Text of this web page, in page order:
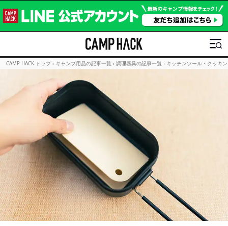
CAMP HACK トップ › キャンプ用品の記事一覧 › 調理器具の記事一覧 › キッチンツール・クッキ